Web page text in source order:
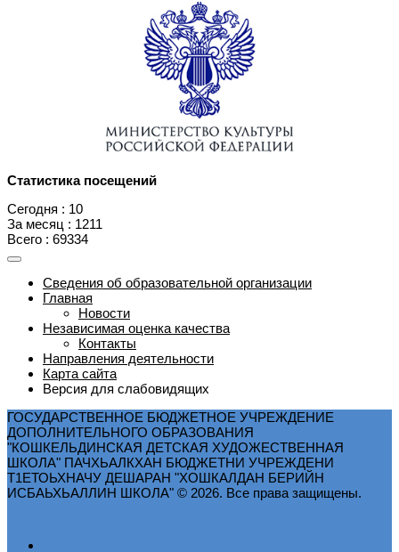
Статистика посещений
Сегодня : 10
За месяц : 1211
Всего : 69334
Сведения об образовательной организации
Главная
Новости
Независимая оценка качества
Контакты
Направления деятельности
Карта сайта
Версия для слабовидящих
ГОСУДАРСТВЕННОЕ БЮДЖЕТНОЕ УЧРЕЖДЕНИЕ
ДОПОЛНИТЕЛЬНОГО ОБРАЗОВАНИЯ
"КОШКЕЛЬДИНСКАЯ ДЕТСКАЯ ХУДОЖЕСТВЕННАЯ
ШКОЛА" ПАЧХЬАЛКХАН БЮДЖЕТНИ УЧРЕЖДЕНИ
Т1ЕТОЬХНАЧУ ДЕШАРАН "ХОШКАЛДАН БЕРИЙН
ИСБАЬХЬАЛЛИН ШКОЛА" © 2026. Все права защищены.